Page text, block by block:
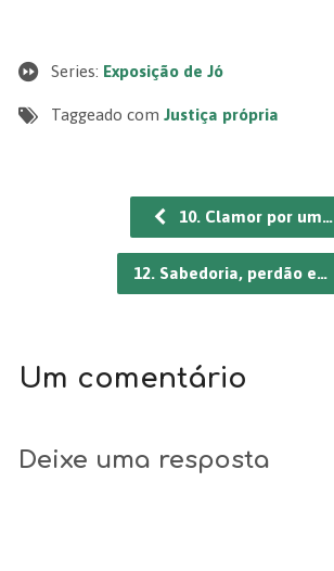
Series: Exposição de Jó
Taggeado com Justiça própria
10. Clamor por um…
12. Sabedoria, perdão e…
Um comentário
Deixe uma resposta